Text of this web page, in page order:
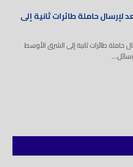
لإرسال حاملة طائرات ثانية إلى
حاملة طائرات ثانية إلى الشرق الأوسط